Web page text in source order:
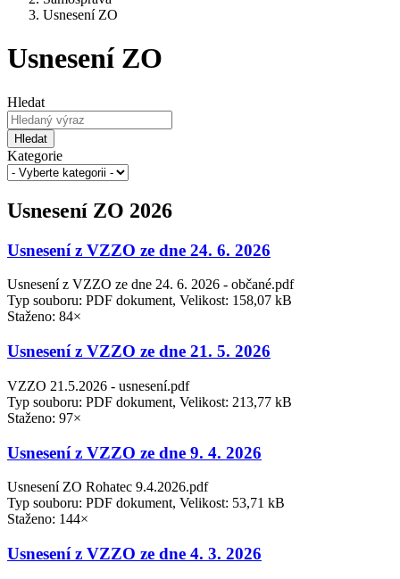
Usnesení ZO
Usnesení ZO
Hledat
Hledat
Kategorie
Usnesení ZO 2026
Usnesení z VZZO ze dne 24. 6. 2026
Usnesení z VZZO ze dne 24. 6. 2026 - občané.pdf
Typ souboru: PDF dokument, Velikost: 158,07 kB
Staženo: 84×
Usnesení z VZZO ze dne 21. 5. 2026
VZZO 21.5.2026 - usnesení.pdf
Typ souboru: PDF dokument, Velikost: 213,77 kB
Staženo: 97×
Usnesení z VZZO ze dne 9. 4. 2026
Usnesení ZO Rohatec 9.4.2026.pdf
Typ souboru: PDF dokument, Velikost: 53,71 kB
Staženo: 144×
Usnesení z VZZO ze dne 4. 3. 2026